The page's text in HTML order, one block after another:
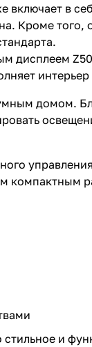
в
Кроме
дисплеем
домом.
и